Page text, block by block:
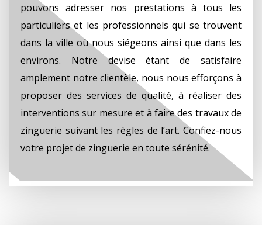
pouvons adresser nos prestations à tous les
particuliers et les professionnels qui se trouvent
dans la ville où nous siégeons ainsi que dans les
environs. Notre devise étant de satisfaire
amplement notre clientèle, nous nous efforçons à
proposer des services de qualité, à réaliser des
interventions sur mesure et à faire des travaux de
zinguerie suivant les règles de l’art. Confiez-nous
votre projet de zinguerie en toute sérénité.